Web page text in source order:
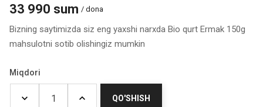
33 990 sum / dona
Bizning saytimizda siz eng yaxshi narxda Bio qurt Ermak 150g
mahsulotni sotib olishingiz mumkin
Miqdori
QO'SHISH